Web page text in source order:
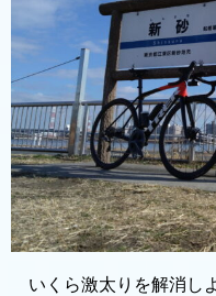
いくら激太りを解消し